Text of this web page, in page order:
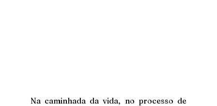
Na caminhada da vida, no processo de